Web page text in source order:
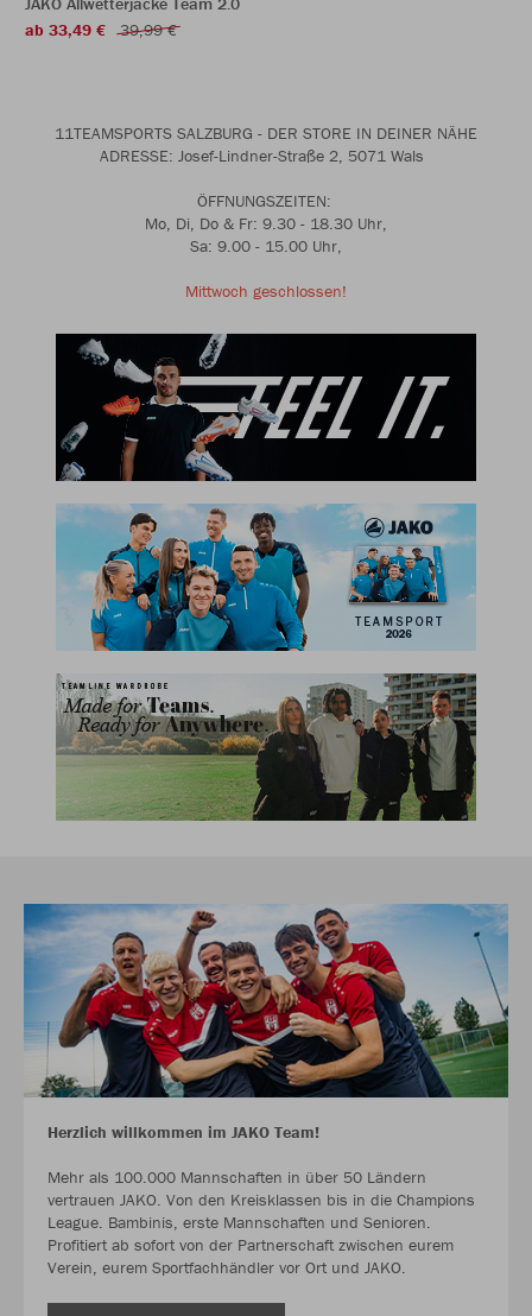
ab 33,49 €
39,99 €
11TEAMSPORTS SALZBURG - DER STORE IN DEINER NÄHE
ADRESSE: Josef-Lindner-Straße 2, 5071 Wals
ÖFFNUNGSZEITEN:
Mo, Di, Do & Fr: 9.30 - 18.30 Uhr,
Sa: 9.00 - 15.00 Uhr,
Mittwoch geschlossen!
Herzlich willkommen im JAKO Team!
Mehr als 100.000 Mannschaften in über 50 Ländern
vertrauen JAKO. Von den Kreisklassen bis in die Champions
League. Bambinis, erste Mannschaften und Senioren.
Profitiert ab sofort von der Partnerschaft zwischen eurem
Verein, eurem Sportfachhändler vor Ort und JAKO.